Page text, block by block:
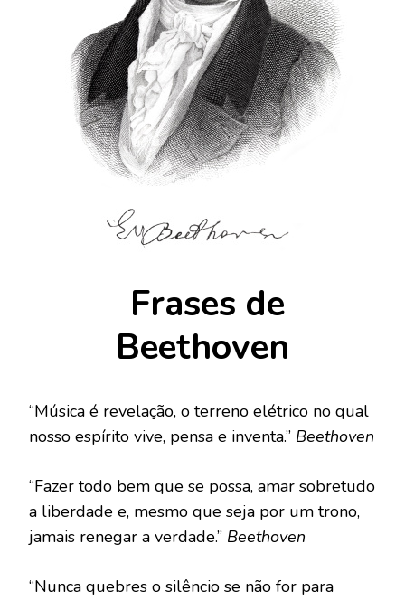
Frases de
Beethoven
“Música é revelação, o terreno elétrico no qual
nosso espírito vive, pensa e inventa.” Beethoven
“Fazer todo bem que se possa, amar sobretudo
a liberdade e, mesmo que seja por um trono,
jamais renegar a verdade.” Beethoven
“Nunca quebres o silêncio se não for para